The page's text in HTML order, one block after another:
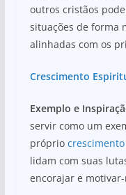
outros cristãos
situações de forma
alinhadas com os
Crescimento
Exemplo e
servir como um
próprio
lidam com suas
encorajar e